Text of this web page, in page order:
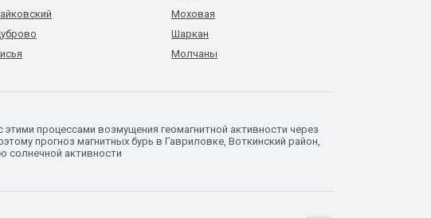
Моховая
Шаркан
Молчаны
процессами возмущения геомагнитной активности через
прогноз магнитных бурь в Гавриловке, Воткинский район,
солнечной активности